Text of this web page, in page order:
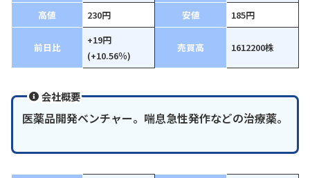
高値
230円 安値 185円
前日比
+19円
(+10.56％)
売買高 1612200株
会社概要
医薬品開発ベンチャー。喘息急性発作などの治療薬。